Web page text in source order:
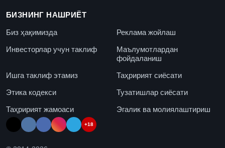
БИЗНИНГ НАШРИЁТ
Биз ҳақимизда
Реклама жойлаш
Инвесторлар учун таклиф
Маълумотлардан
фойдаланиш
Ишга таклиф этамиз
Таҳририят сиёсати
Этика кодекси
Тузатишлар сиёсати
Таҳририят жамоаси
Эгалик ва молиялаштириш
+18